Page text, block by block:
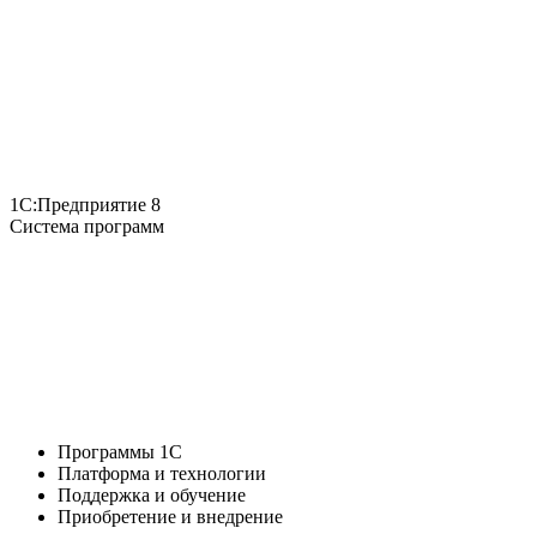
1С:Предприятие 8
Система программ
Программы 1С
Платформа и технологии
Поддержка и обучение
Приобретение и внедрение